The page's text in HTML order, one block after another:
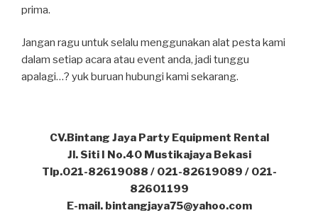
prima.
Jangan ragu untuk selalu menggunakan alat pesta kami
dalam setiap acara atau event anda, jadi tunggu
apalagi…? yuk buruan hubungi kami sekarang.
CV.Bintang Jaya Party Equipment Rental
Jl. Siti I No.40 Mustikajaya Bekasi
Tlp.021-82619088 / 021-82619089 / 021-
82601199
E-mail. bintangjaya75@yahoo.com